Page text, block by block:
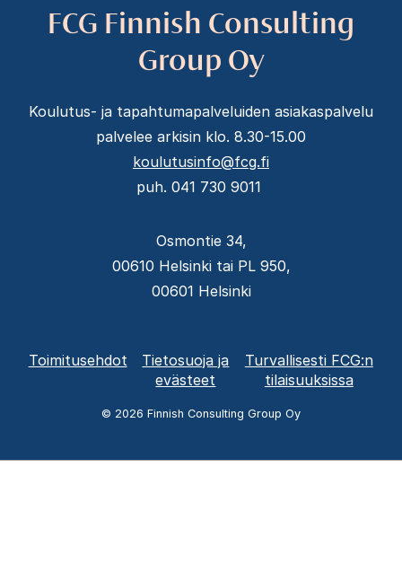
FCG Finnish Consulting
Group Oy
Koulutus- ja tapahtumapalveluiden asiakaspalvelu
palvelee arkisin klo. 8.30-15.00
koulutusinfo@fcg.fi
puh. 041 730 9011
Osmontie 34,
00610 Helsinki tai PL 950,
00601 Helsinki
Alatunnisteen
Toimitusehdot
Tietosuoja ja
evästeet
Turvallisesti FCG:n
tilaisuuksissa
© 2026 Finnish Consulting Group Oy